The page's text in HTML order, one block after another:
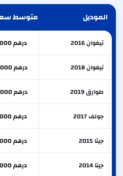
الموديل متوسط سعر
تيغوان 2016 درهم 19,000
تيغوان 2018 درهم 40,000
طوارق 2019 درهم 84,000
جولف 2017 درهم 36,000
جيتا 2015 درهم 18,000
جيتا 2014 درهم 11,000